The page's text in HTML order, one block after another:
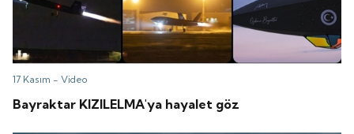
17 Kasım -Video
Bayraktar KIZILELMA'ya hayalet göz